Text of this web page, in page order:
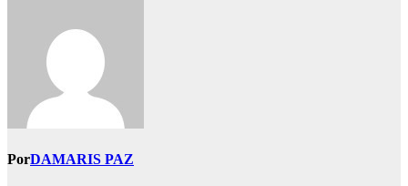
PorDAMARIS PAZ